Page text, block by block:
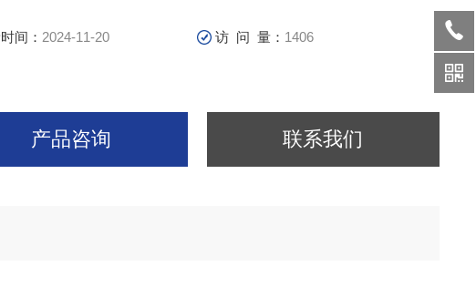
间： 2024-11-20 访 问 量： 1406
产品咨询 联系我们